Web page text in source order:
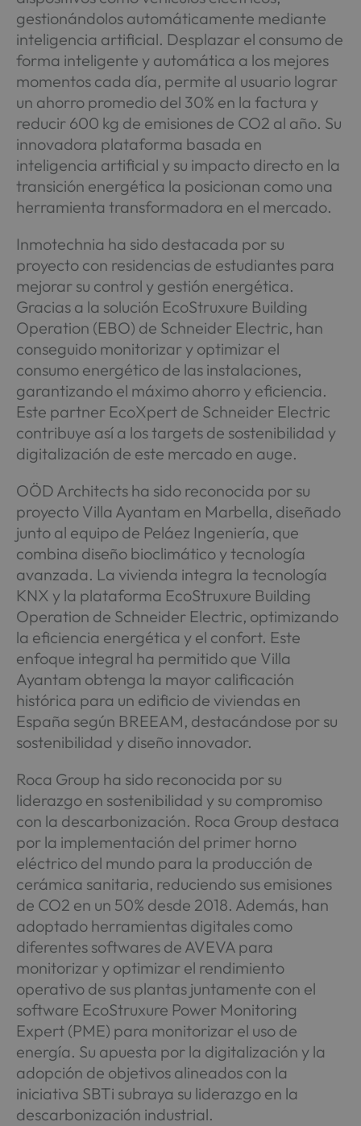
gestionándolos automáticamente mediante
inteligencia artificial. Desplazar el consumo de
forma inteligente y automática a los mejores
momentos cada día, permite al usuario lograr
un ahorro promedio del 30% en la factura y
reducir 600 kg de emisiones de CO2 al año. Su
innovadora plataforma basada en
inteligencia artificial y su impacto directo en la
transición energética la posicionan como una
herramienta transformadora en el mercado.
Inmotechnia ha sido destacada por su
proyecto con residencias de estudiantes para
mejorar su control y gestión energética.
Gracias a la solución EcoStruxure Building
Operation (EBO) de Schneider Electric, han
conseguido monitorizar y optimizar el
consumo energético de las instalaciones,
garantizando el máximo ahorro y eficiencia.
Este partner EcoXpert de Schneider Electric
contribuye así a los targets de sostenibilidad y
digitalización de este mercado en auge.
OÖD Architects ha sido reconocida por su
proyecto Villa Ayantam en Marbella, diseñado
junto al equipo de Peláez Ingeniería, que
combina diseño bioclimático y tecnología
avanzada. La vivienda integra la tecnología
KNX y la plataforma EcoStruxure Building
Operation de Schneider Electric, optimizando
la eficiencia energética y el confort. Este
enfoque integral ha permitido que Villa
Ayantam obtenga la mayor calificación
histórica para un edificio de viviendas en
España según BREEAM, destacándose por su
sostenibilidad y diseño innovador.
Roca Group ha sido reconocida por su
liderazgo en sostenibilidad y su compromiso
con la descarbonización. Roca Group destaca
por la implementación del primer horno
eléctrico del mundo para la producción de
cerámica sanitaria, reduciendo sus emisiones
de CO2 en un 50% desde 2018. Además, han
adoptado herramientas digitales como
diferentes softwares de AVEVA para
monitorizar y optimizar el rendimiento
operativo de sus plantas juntamente con el
software EcoStruxure Power Monitoring
Expert (PME) para monitorizar el uso de
energía. Su apuesta por la digitalización y la
adopción de objetivos alineados con la
iniciativa SBTi subraya su liderazgo en la
descarbonización industrial.